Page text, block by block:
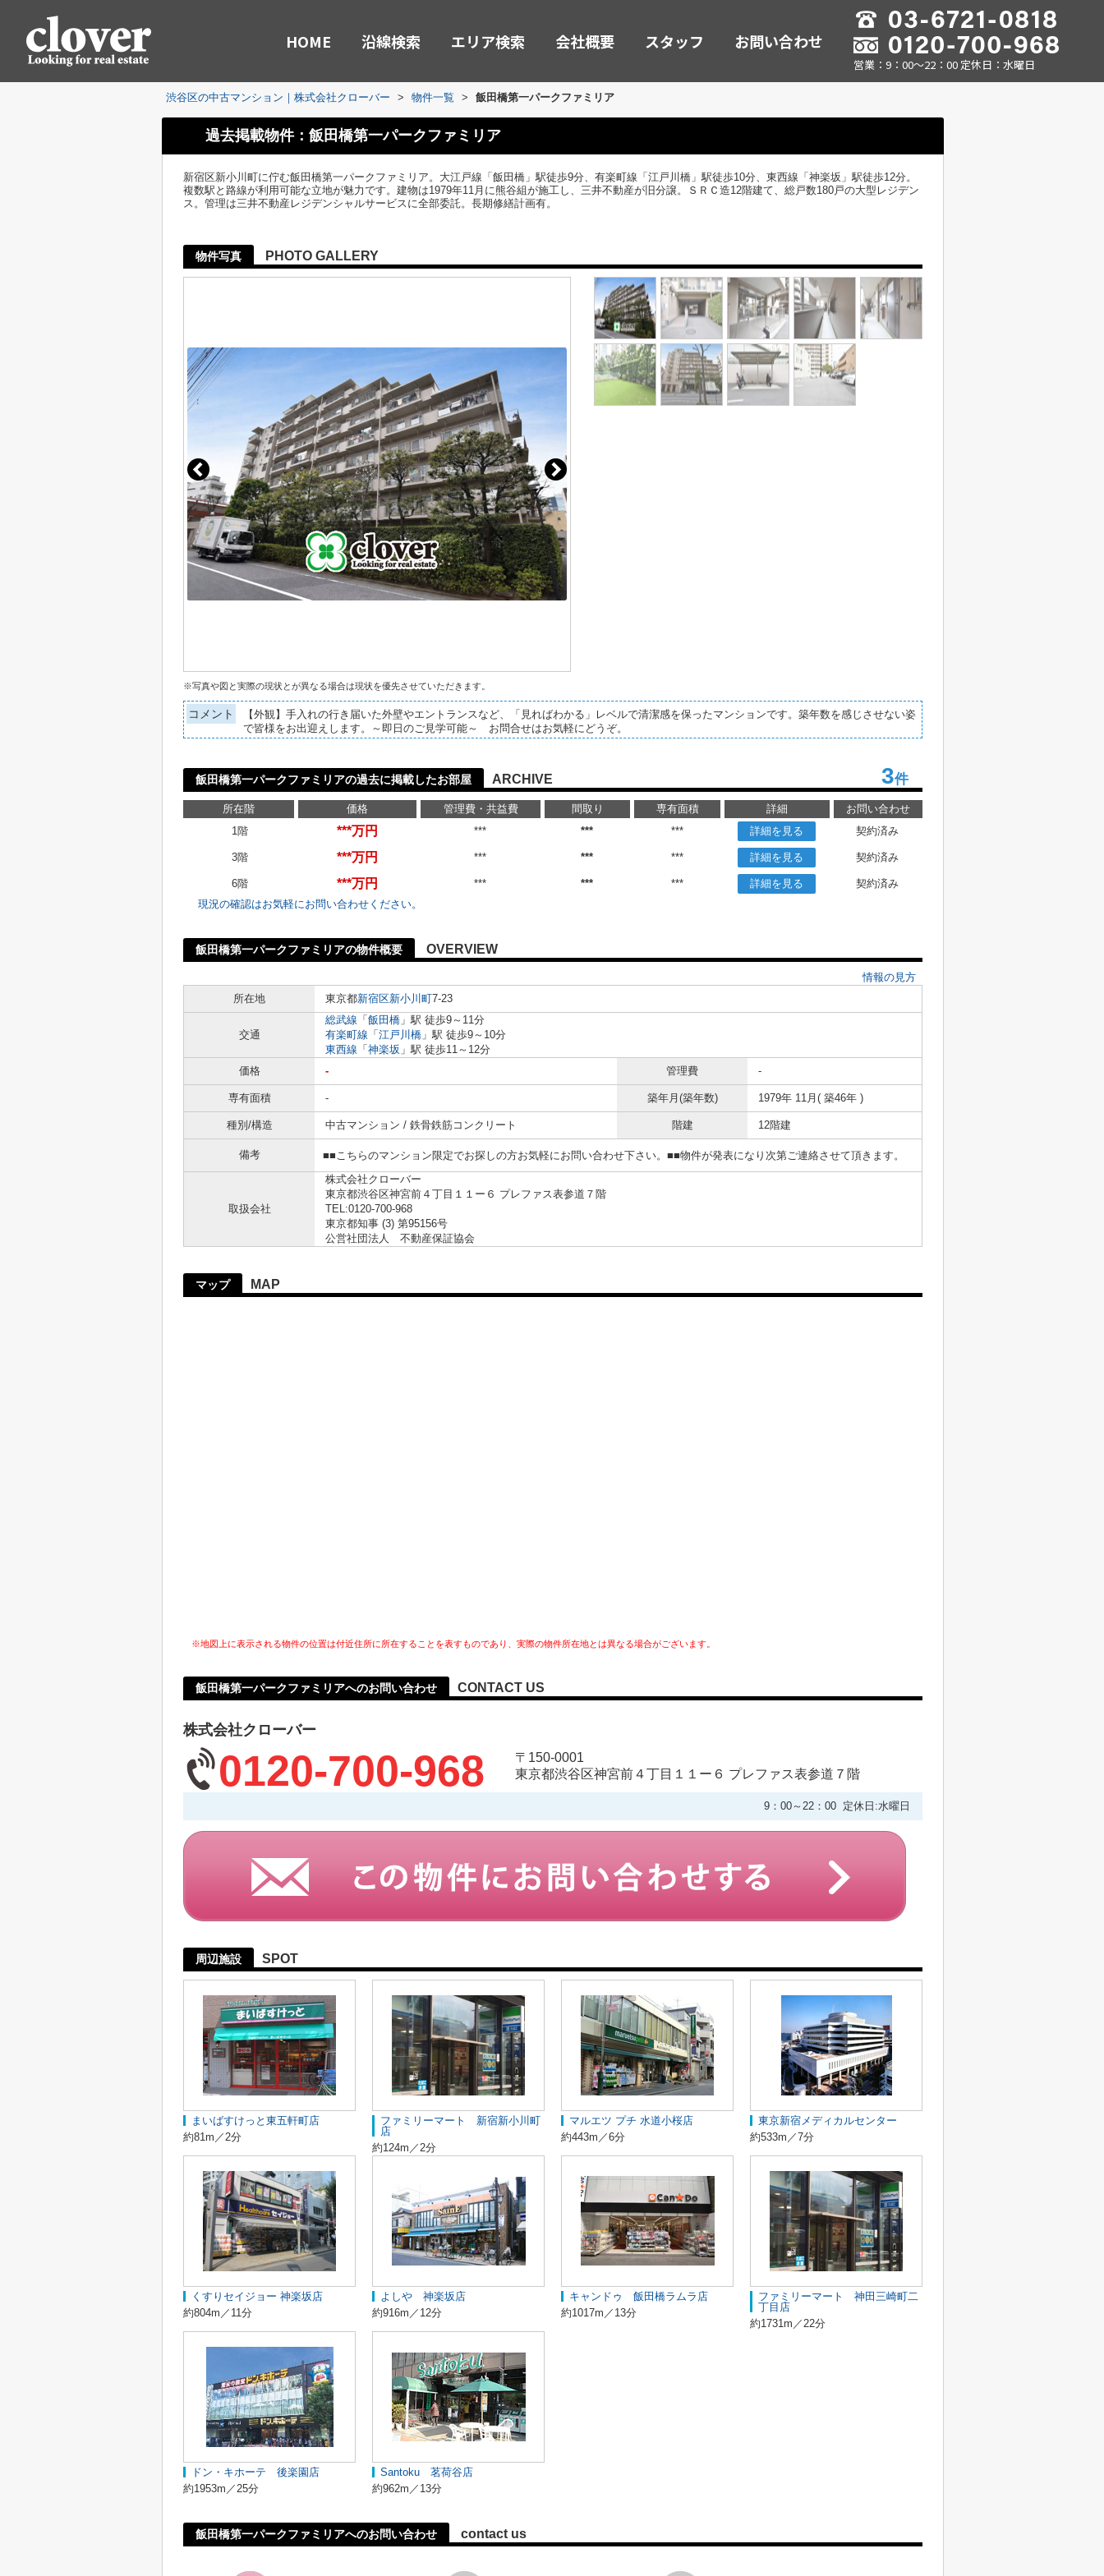
HOME 沿線検索 エリア検索 会社概要 スタッフ お問い合わせ
営業：9：00～22：00 定休日：水曜日
渋谷区の中古マンション｜株式会社クローバー > 物件一覧 > 飯田橋第一パークファミリア
過去掲載物件：飯田橋第一パークファミリア
新宿区新小川町に佇む飯田橋第一パークファミリア。大江戸線「飯田橋」駅徒歩9分、有楽町線「江戸川橋」駅徒歩10分、東西線「神楽坂」駅徒歩12分。
複数駅と路線が利用可能な立地が魅力です。建物は1979年11月に熊谷組が施工し、三井不動産が旧分譲。ＳＲＣ造12階建て、総戸数180戸の大型レジデン
ス。管理は三井不動産レジデンシャルサービスに全部委託。長期修繕計画有。
物件写真 PHOTO GALLERY
※写真や図と実際の現状とが異なる場合は現状を優先させていただきます。
コメント
【外観】手入れの行き届いた外壁やエントランスなど、「見ればわかる」レベルで清潔感を保ったマンションです。築年数を感じさせない姿
で皆様をお出迎えします。～即日のご見学可能～ お問合せはお気軽にどうぞ。
飯田橋第一パークファミリアの過去に掲載したお部屋 ARCHIVE 3件
所在階 価格 管理費・共益費 間取り 専有面積 詳細
お問い合わせ
1階
***万円 *** *** *** 詳細を見る 契約済み
3階 ***万円 *** *** *** 詳細を見る 契約済み
6階 ***万円 *** *** *** 詳細を見る
契約済み
現況の確認はお気軽にお問い合わせください。
飯田橋第一パークファミリアの物件概要 OVERVIEW
情報の見方
所在地
東京都新宿区新小川町7-23
交通
総武線 「 飯田橋 」駅 徒歩9～11分
有楽町線 「 江戸川橋 」駅 徒歩9～10分
東西線 「 神楽坂 」駅 徒歩11～12分
価格
- 管理費 -
専有面積 - 築年月(築年数) 1979年 11月( 築46年 )
種別/構造 中古マンション / 鉄骨鉄筋コンクリート 階建 12階建
備考 ■■こちらのマンション限定でお探しの方お気軽にお問い合わせ下さい。■■物件が発表になり次第ご連絡させて頂きます。
取扱会社
株式会社クローバー
東京都渋谷区神宮前４丁目１１ー６ プレファス表参道７階
TEL:0120-700-968
東京都知事 (3) 第95156号
公営社団法人 不動産保証協会
マップ MAP
※地図上に表示される物件の位置は付近住所に所在することを表すものであり、実際の物件所在地とは異なる場合がございます。
飯田橋第一パークファミリアへのお問い合わせ CONTACT US
株式会社クローバー
0120-700-968
〒150-0001
東京都渋谷区神宮前４丁目１１ー６ プレファス表参道７階
9：00～22：00 定休日:水曜日
周辺施設 SPOT
まいばすけっと東五軒町店
約81m／2分
ファミリーマート 新宿新小川町
店
約124m／2分
マルエツ プチ 水道小桜店
約443m／6分
東京新宿メディカルセンター
約533m／7分
くすりセイジョー 神楽坂店
約804m／11分
よしや 神楽坂店
約916m／12分
キャンドゥ 飯田橋ラムラ店
約1017m／13分
ファミリーマート 神田三崎町二
丁目店
約1731m／22分
ドン・キホーテ 後楽園店
約1953m／25分
Santoku 茗荷谷店
約962m／13分
飯田橋第一パークファミリアへのお問い合わせ contact us